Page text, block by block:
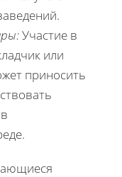
Участие в
или
приносить